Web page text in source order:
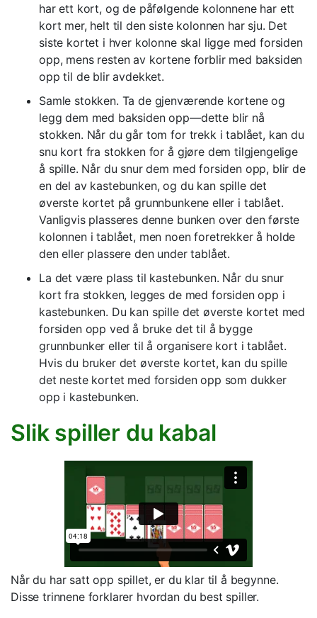
har ett kort, og de påfølgende kolonnene har ett
kort mer, helt til den siste kolonnen har sju. Det
siste kortet i hver kolonne skal ligge med forsiden
opp, mens resten av kortene forblir med baksiden
opp til de blir avdekket.
Samle stokken. Ta de gjenværende kortene og
legg dem med baksiden opp—dette blir nå
stokken. Når du går tom for trekk i tablået, kan du
snu kort fra stokken for å gjøre dem tilgjengelige
å spille. Når du snur dem med forsiden opp, blir de
en del av kastebunken, og du kan spille det
øverste kortet på grunnbunkene eller i tablået.
Vanligvis plasseres denne bunken over den første
kolonnen i tablået, men noen foretrekker å holde
den eller plassere den under tablået.
La det være plass til kastebunken. Når du snur
kort fra stokken, legges de med forsiden opp i
kastebunken. Du kan spille det øverste kortet med
forsiden opp ved å bruke det til å bygge
grunnbunker eller til å organisere kort i tablået.
Hvis du bruker det øverste kortet, kan du spille
det neste kortet med forsiden opp som dukker
opp i kastebunken.
Slik spiller du kabal
Når du har satt opp spillet, er du klar til å begynne.
Disse trinnene forklarer hvordan du best spiller.